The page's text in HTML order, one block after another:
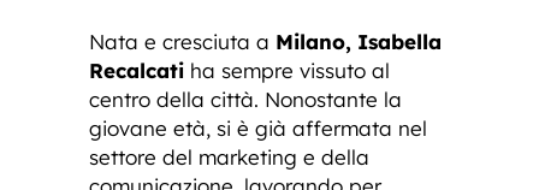
Nata e cresciuta a Milano, Isabella
Recalcati ha sempre vissuto al
centro della città. Nonostante la
giovane età, si è già affermata nel
settore del marketing e della